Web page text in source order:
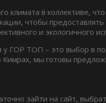
климата в коллективе,
чтобы
и экологичного
у ГОР ТОП – это выбор в
мы готовы
зайти на сайт,